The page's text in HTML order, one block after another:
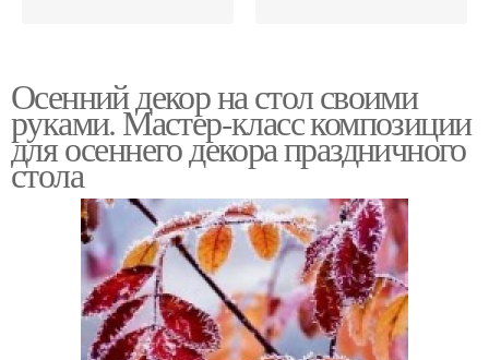
Осенний декор на стол своими
руками. Мастер-класс композиции
для осеннего декора праздничного
стола